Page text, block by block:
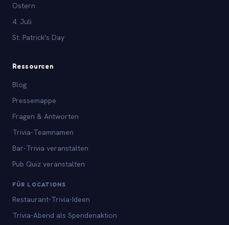
Ostern
4. Juli
St. Patrick's Day
Ressourcen
Blog
Pressemappe
Fragen & Antworten
Trivia-Teamnamen
Bar-Trivia veranstalten
Pub Quiz veranstalten
FÜR LOCATIONS
Restaurant-Trivia-Ideen
Trivia-Abend als Spendenaktion